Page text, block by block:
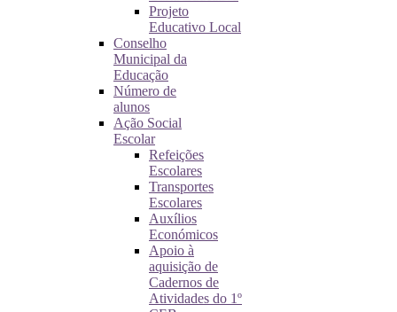
Projeto
Educativo Local
Conselho
Municipal da
Educação
Número de
alunos
Ação Social
Escolar
Refeições
Escolares
Transportes
Escolares
Auxílios
Económicos
Apoio à
aquisição de
Cadernos de
Atividades do 1º